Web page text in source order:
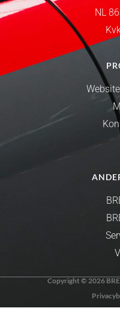
NL
Copyright © 2026